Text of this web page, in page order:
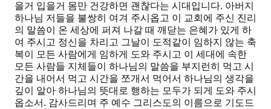
을거 입을거 몸만 건강하면 괜찮다는 시대입니다. 아버지
하나님 저들을 불쌍히 여겨 주시옵고 이 교회에 주신 진리
의 말씀이 온 세상에 퍼져 나갈 때 깨닫는 은혜가 있게 하
여 주시고 정신을 차리고 그날이 도적같이 임하지 않는 축
복이 모든 사람에게 임하게 도와 주시고 이 세대에 속한
모든 사람들 지체들이 하나님의 말씀을 부지런히 먹고 시
간을 내어서 먹고 시간을 쪼개서 먹어서 하나님의 생각을
깊이 알아 하나님의 뜻대로 행하는 모두가 되게 도와 주시
옵소서. 감사드리며 주 예수 그리스도의 이름으로 기도드